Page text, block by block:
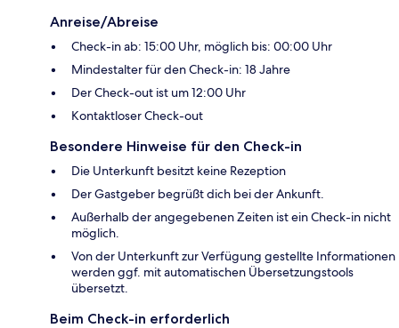
Anreise/Abreise
Check-in ab: 15:00 Uhr, möglich bis: 00:00 Uhr
Mindestalter für den Check-in: 18 Jahre
Der Check-out ist um 12:00 Uhr
Kontaktloser Check-out
Besondere Hinweise für den Check-in
Die Unterkunft besitzt keine Rezeption
Der Gastgeber begrüßt dich bei der Ankunft.
Außerhalb der angegebenen Zeiten ist ein Check-in nicht
möglich.
Von der Unterkunft zur Verfügung gestellte Informationen
werden ggf. mit automatischen Übersetzungstools
übersetzt.
Beim Check-in erforderlich